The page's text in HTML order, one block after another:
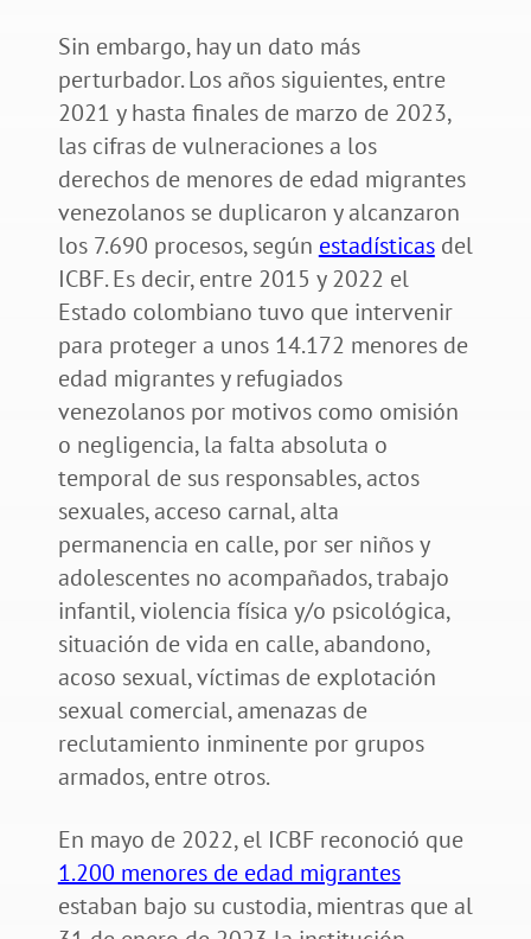
Sin embargo, hay un dato más
perturbador. Los años siguientes, entre
2021 y hasta finales de marzo de 2023,
las cifras de vulneraciones a los
derechos de menores de edad migrantes
venezolanos se duplicaron y alcanzaron
los 7.690 procesos, según estadísticasdel
ICBF. Es decir, entre 2015 y 2022 el
Estado colombiano tuvo que intervenir
para proteger a unos 14.172 menores de
edad migrantes y refugiados
venezolanos por motivos como omisión
o negligencia, la falta absoluta o
temporal de sus responsables, actos
sexuales, acceso carnal, alta
permanencia en calle, por ser niños y
adolescentes no acompañados, trabajo
infantil, violencia física y/o psicológica,
situación de vida en calle, abandono,
acoso sexual, víctimas de explotación
sexual comercial, amenazas de
reclutamiento inminente por grupos
armados, entre otros.
En mayo de 2022, el ICBF reconoció que
1.200 menores de edad migrantes
estaban bajo su custodia, mientras que al